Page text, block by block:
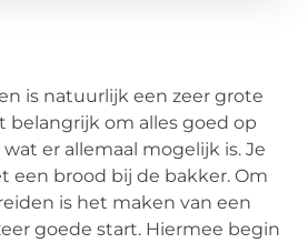
is natuurlijk een zeer grote
belangrijk om alles goed op
er allemaal mogelijk is. Je
een brood bij de bakker. Om
is het maken van een
goede start. Hiermee begin